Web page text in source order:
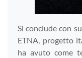
Si conclude con
ETNA, progetto
ha avuto come